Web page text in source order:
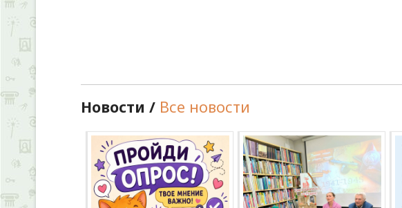
Новости / Все новости